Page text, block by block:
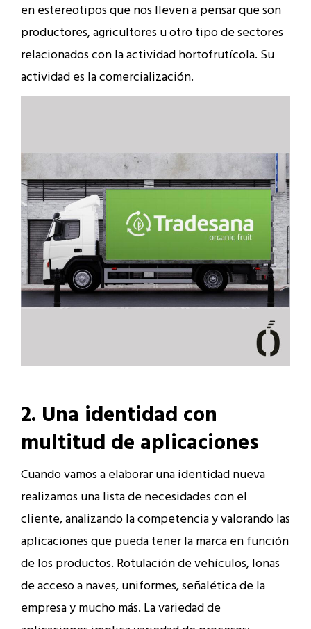
en estereotipos que nos lleven a pensar que son
productores, agricultores u otro tipo de sectores
relacionados con la actividad hortofrutícola. Su
actividad es la comercialización.
2. Una identidad con
multitud de aplicaciones
Cuando vamos a elaborar una identidad nueva
realizamos una lista de necesidades con el
cliente, analizando la competencia y valorando las
aplicaciones que pueda tener la marca en función
de los productos. Rotulación de vehículos, lonas
de acceso a naves, uniformes, señalética de la
empresa y mucho más. La variedad de